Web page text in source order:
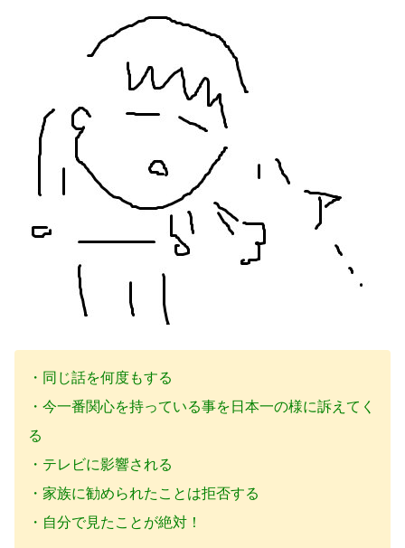
・同じ話を何度もする
・今一番関心を持っている事を日本一の様に訴えてく
る
・テレビに影響される
・家族に勧められたことは拒否する
・自分で見たことが絶対！